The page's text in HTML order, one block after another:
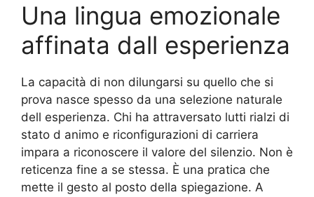
Una lingua emozionale
affinata dall esperienza
La capacità di non dilungarsi su quello che si
prova nasce spesso da una selezione naturale
dell esperienza. Chi ha attraversato lutti rialzi di
stato d animo e riconfigurazioni di carriera
impara a riconoscere il valore del silenzio. Non è
reticenza fine a se stessa. È una pratica che
mette il gesto al posto della spiegazione. A